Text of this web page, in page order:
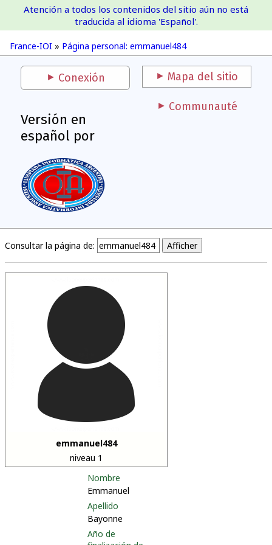
France-IOI
France-IOI » Página personal: emmanuel484
Atención a todos los contenidos del sitio aún no está
traducida al idioma 'Español'.
Conexión Mapa del sitio
Versión en
español por
Communauté
Consultar la página de:
emmanuel484
niveau 1
Nombre
Emmanuel
Apellido
Bayonne
Año de